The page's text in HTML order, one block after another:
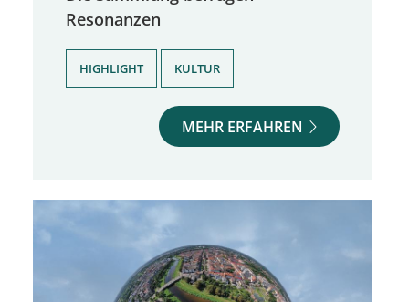
Resonanzen
HIGHLIGHT KULTUR
MEHR ERFAHREN